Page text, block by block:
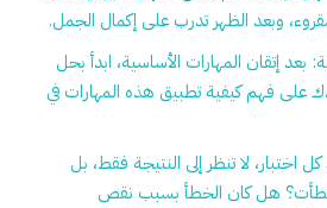
وبعد الظهر تدرب على إكمال الجمل.
بعد إتقان المهارات الأساسية، ابدأ بحل
على فهم كيفية تطبيق هذه المهارات في
كل اختبار، لا تنظر إلى النتيجة فقط، بل
هل كان الخطأ بسبب نقص